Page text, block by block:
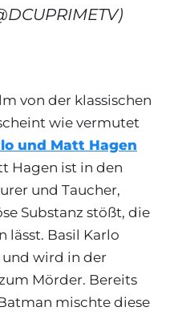
von der klassischen
wie vermutet
und Matt Hagen
Hagen ist in den
und Taucher,
Substanz stößt, die
lässt. Basil Karlo
und wird in der
Mörder. Bereits
mischte diese